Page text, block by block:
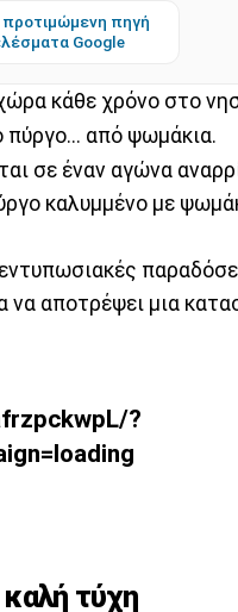
πηγή
Google
κάθε χρόνο στο
πύργο... από ψωμάκια.
σε έναν αγώνα
καλυμμένο με
εντυπωσιακές
να αποτρέψει μια
?
τύχη